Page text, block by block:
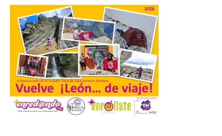
Transportes activa un
dispositivo especial para
facilitar la movilidad
durante el eclipse total de
Sol del 12 de agosto
9 Ago 2026
Renfe reforzará servicios
de Media Distancia
especialmente en Galicia,
Asturias, Santander y País